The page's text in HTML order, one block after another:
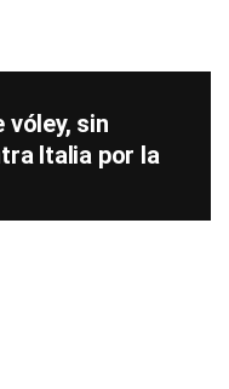
vóley, sin
Italia por la